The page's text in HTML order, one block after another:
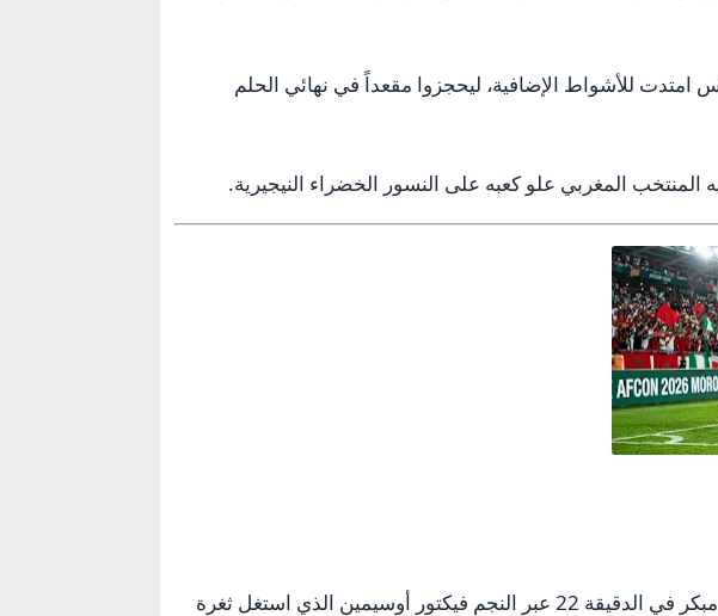
للأشواط الإضافية، ليحجزوا مقعداً في نهائي الحلم
المغربي علو كعبه على النسور الخضراء النيجيرية.
بدأت المباراة بضغط هجومي مكثف من الجانب النيجيري، وأسفر هذا الضغط عن هدف مبكر في الدقيقة 22 عبر النجم فيكتور أوسيمين الذي استغل ثغرة